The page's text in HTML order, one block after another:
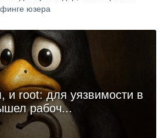
юзера
и root: для уязвимости в
рабоч...